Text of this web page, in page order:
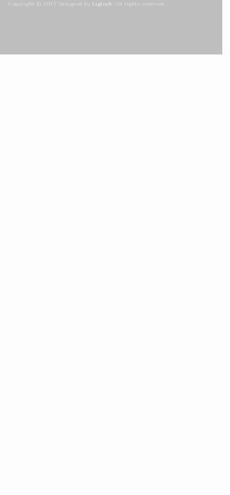
Copyright © 2017 Designed by Liglosh . All rights reserved.